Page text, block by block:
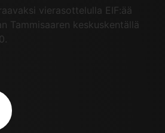
vierasottelulla EIF:ää
Tammisaaren keskuskentällä